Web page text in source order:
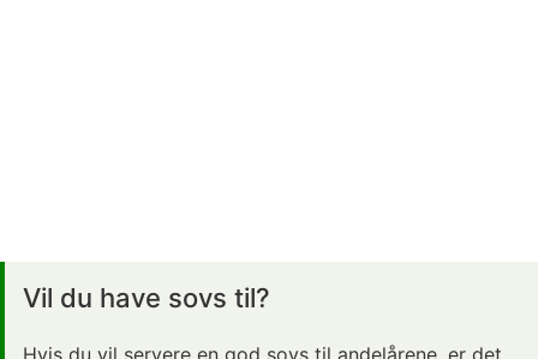
Vil du have sovs til?
Hvis du vil servere en god sovs til andelårene, er det